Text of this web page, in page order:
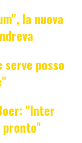
la nuova
serve posso
"Inter
pronto"